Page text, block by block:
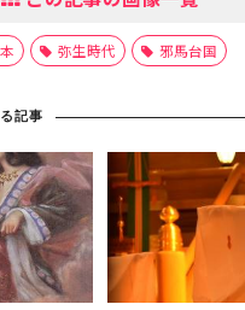
弥生時代 邪馬台国
記事